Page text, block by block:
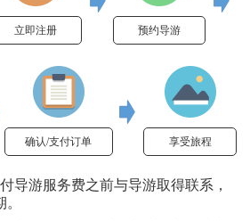
立即注册 预约导游
确认/支付订单 享受旅程
导游服务费之前与导游取得联系，